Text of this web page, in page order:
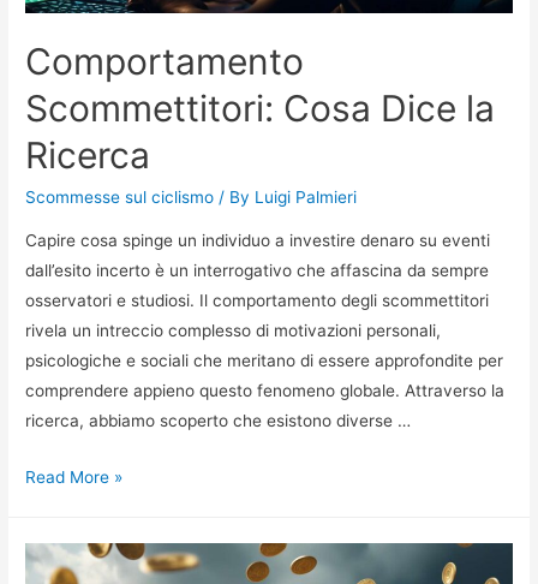
Comportamento
Scommettitori: Cosa Dice la
Ricerca
Scommesse sul ciclismo / By Luigi Palmieri
Capire cosa spinge un individuo a investire denaro su eventi
dall’esito incerto è un interrogativo che affascina da sempre
osservatori e studiosi. Il comportamento degli scommettitori
rivela un intreccio complesso di motivazioni personali,
psicologiche e sociali che meritano di essere approfondite per
comprendere appieno questo fenomeno globale. Attraverso la
ricerca, abbiamo scoperto che esistono diverse …
Comportamento
Dice
Read More »